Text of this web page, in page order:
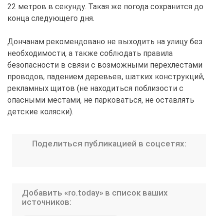
22 метров в секунду. Такая же погода сохранится до
конца следующего дня.
Дончанам рекомендовано не выходить на улицу без
необходимости, а также соблюдать правила
безопасности в связи с возможными перехлестами
проводов, падением деревьев, шатких конструкций,
рекламных щитов (не находиться поблизости с
опасными местами, не парковаться, не оставлять
детские коляски).
Поделиться публикацией в соцсетях:
Добавить «ro.today» в список ваших
источников: